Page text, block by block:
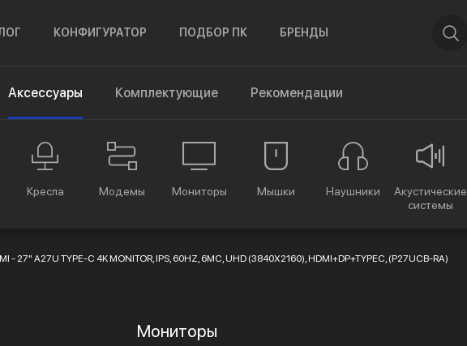
КОНФИГУРАТОР ПОДБОР ПК БРЕНДЫ
Аксессуары Комплектующие Рекомендации
Кресла Модемы Мониторы Мышки Наушники
Акустические
системы
- 27" A27U TYPE-C 4K MONITOR, IPS, 60HZ, 6MC, UHD (3840X2160), HDMI+DP+TYPEC, (P27UCB-RA)
Мониторы